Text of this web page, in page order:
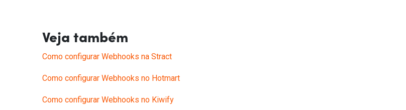
Veja também
Como configurar Webhooks na Stract
Como configurar Webhooks no Hotmart
Como configurar Webhooks no Kiwify